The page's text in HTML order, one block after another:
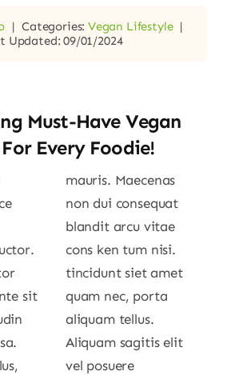
| Categories: Vegan Lifestyle |
Updated: 09/01/2024
Must-Have Vegan
Every Foodie!
sit
nisi.